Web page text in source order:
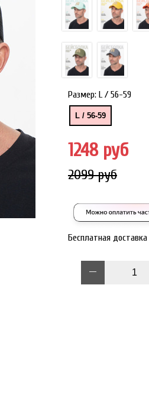
Размер: L / 56-59
L / 56-59
1248 руб
2099 руб
Бесплатная